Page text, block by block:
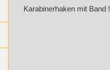
Karabinerhaken mit Band !